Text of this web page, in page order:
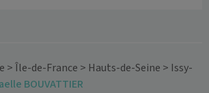
>Île-de-France > Hauts-de-Seine > Issy-
BOUVATTIER